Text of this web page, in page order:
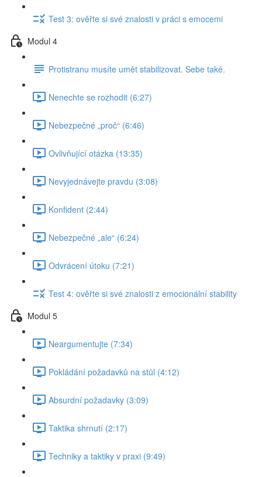
Test 3: ověřte si své znalosti v práci s emocemi
Modul 4
Protistranu musíte umět stabilizovat. Sebe také.
Nenechte se rozhodit (6:27)
Nebezpečné „proč“ (6:46)
Ovlivňující otázka (13:35)
Nevyjednávejte pravdu (3:08)
Konfident (2:44)
Nebezpečné „ale“ (6:24)
Odvrácení útoku (7:21)
Test 4: ověřte si své znalosti z emocionální stability
Modul 5
Neargumentujte (7:34)
Pokládání požadavků na stůl (4:12)
Absurdní požadavky (3:09)
Taktika shrnutí (2:17)
Techniky a taktiky v praxi (9:49)